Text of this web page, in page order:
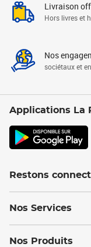
Livraison
Hors livres et
Nos
sociétaux et
Applications La
Restons
Nos Services
Nos Produits